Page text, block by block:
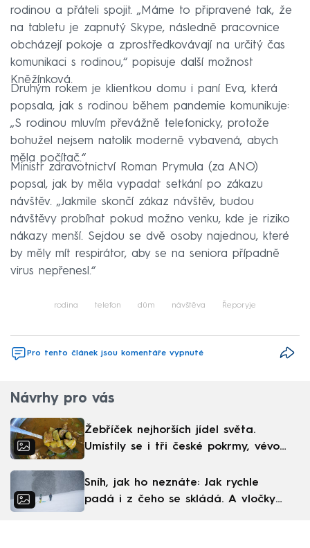
rodinou a přáteli spojit. „Máme to připravené tak, že
na tabletu je zapnutý Skype, následně pracovnice
obcházejí pokoje a zprostředkovávají na určitý čas
komunikaci s rodinou,“ popisuje další možnost
Kněžínková.
Druhým rokem je klientkou domu i paní Eva, která
popsala, jak s rodinou během pandemie komunikuje:
„S rodinou mluvím převážně telefonicky, protože
bohužel nejsem natolik moderně vybavená, abych
měla počítač.“
Ministr zdravotnictví Roman Prymula (za ANO)
popsal, jak by měla vypadat setkání po zákazu
návštěv. „Jakmile skončí zákaz návštěv, budou
návštěvy probíhat pokud možno venku, kde je riziko
nákazy menší. Sejdou se dvě osoby najednou, které
by měly mít respirátor, aby se na seniora případně
virus nepřenesl.“
rodina telefon dům návštěva Řeporyje
Pro tento článek jsou komentáře vypnuté
Návrhy pro vás
Žebříček nejhorších jídel světa.
Umístily se i tři české pokrmy, vévodí
Sníh, jak ho neznáte: Jak rychle
padá i z čeho se skládá. A vločky